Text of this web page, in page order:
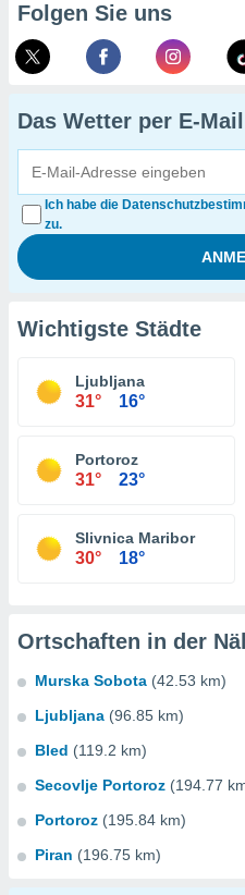
Folgen Sie uns
Das Wetter per E-Mail
Ich habe die
zu.
Wichtigste Städte
Ljubljana
31° 16°
Portoroz
31° 23°
Slivnica Maribor
30° 18°
Ortschaften in der
Murska Sobota (42.53 km)
Ljubljana (96.85 km)
Bled (119.2 km)
Secovlje Portoroz (194.77
Portoroz (195.84 km)
Piran (196.75 km)